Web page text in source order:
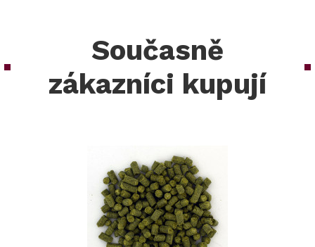
Současně
zákazníci kupují